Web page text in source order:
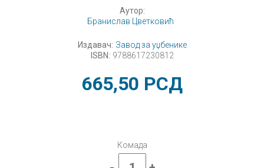
Аутор:
Бранислав Цветковић
Издавач: Завод за уџбенике
ISBN: 9788617230812
665,50 РСД
Комада